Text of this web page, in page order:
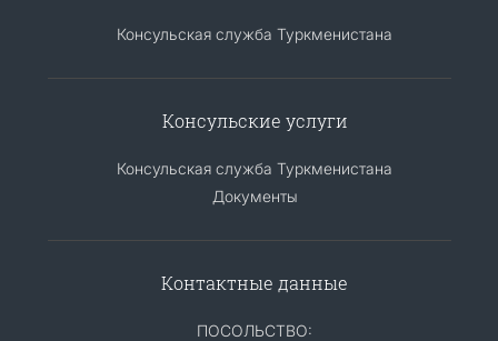
Консульская служба Туркменистана
Консульские услуги
Консульская служба Туркменистана
Документы
Контактные данные
ПОСОЛЬСТВО: